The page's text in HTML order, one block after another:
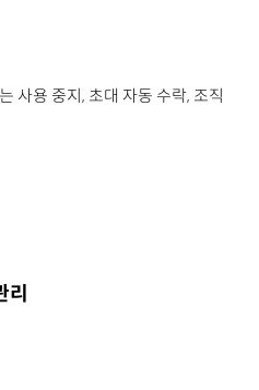
사용 중지, 초대 자동 수락, 조직
리